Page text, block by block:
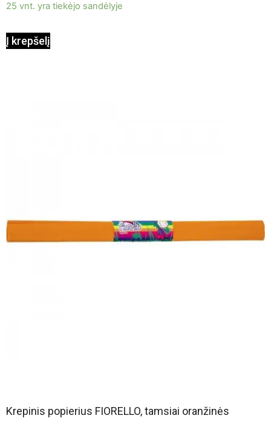
25 vnt. yra tiekėjo sandėlyje
Į krepšelį
Krepinis popierius FIORELLO, tamsiai oranžinės